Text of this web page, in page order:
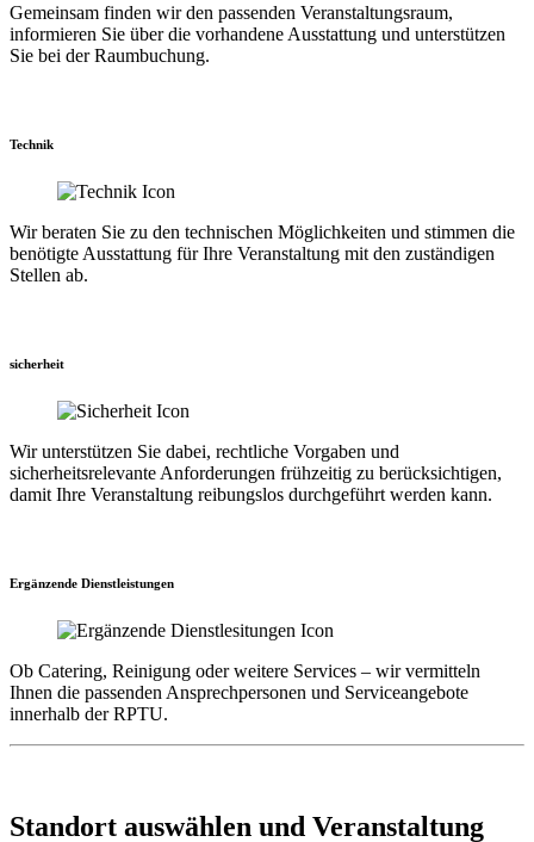
Gemeinsam finden wir den passenden Veranstaltungsraum,
informieren Sie über die vorhandene Ausstattung und unterstützen
Sie bei der Raumbuchung.
Technik
Wir beraten Sie zu den technischen Möglichkeiten und stimmen die
benötigte Ausstattung für Ihre Veranstaltung mit den zuständigen
Stellen ab.
sicherheit
Wir unterstützen Sie dabei, rechtliche Vorgaben und
sicherheitsrelevante Anforderungen frühzeitig zu berücksichtigen,
damit Ihre Veranstaltung reibungslos durchgeführt werden kann.
Ergänzende Dienstleistungen
Ob Catering, Reinigung oder weitere Services – wir vermitteln
Ihnen die passenden Ansprechpersonen und Serviceangebote
innerhalb der RPTU.
Standort auswählen und Veranstaltung